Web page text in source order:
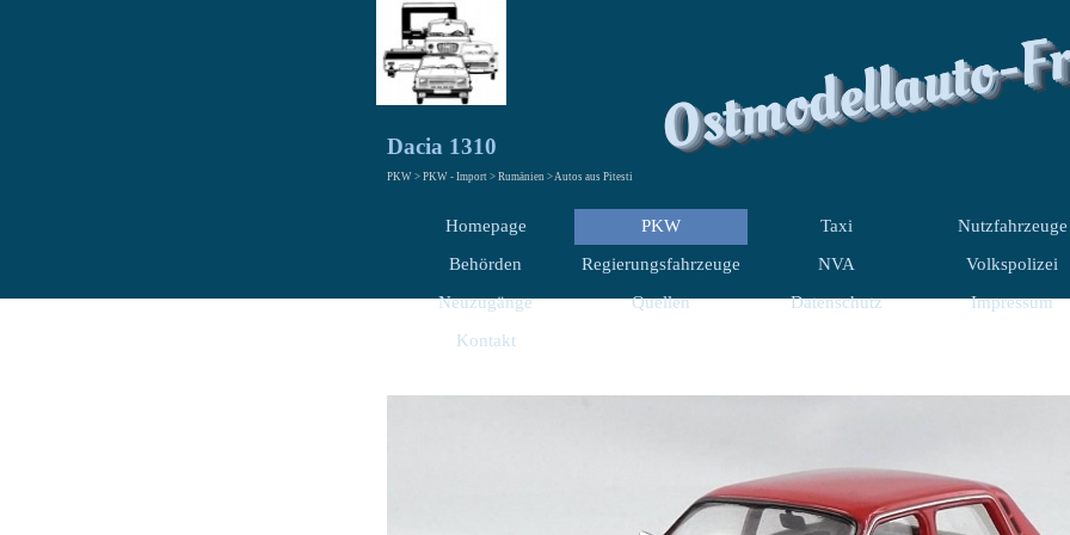
Ostmodellauto-
Dacia 1310
PKW > PKW - Import > Rumänien > Autos aus Pitesti
Homepage PKW Taxi
Nutzfahrzeuge
Behörden
Regierungsfahrzeuge NVA
Volkspolizei
Neuzugänge
Quellen Datenschutz
Impressum
Kontakt